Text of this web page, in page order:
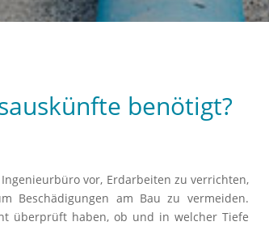
benötigt?
vor, Erdarbeiten zu verrichten,
Beschädigungen am Bau zu vermeiden.
überprüft haben, ob und in welcher Tiefe